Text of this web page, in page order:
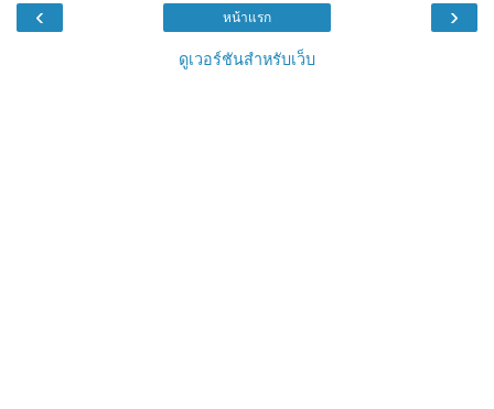
‹ ›
หน้าแรก
ดูเวอร์ชันสำหรับเว็บ